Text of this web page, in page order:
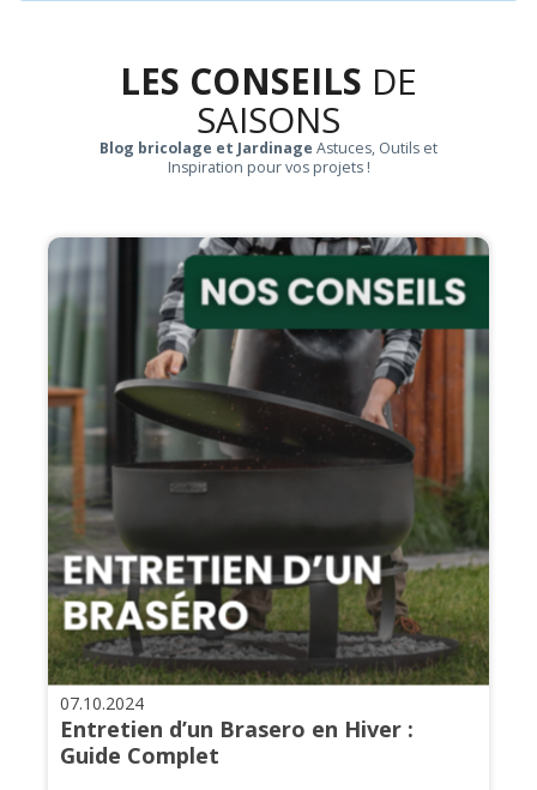
LES CONSEILS DE
SAISONS
Blog bricolage et Jardinage Astuces, Outils et
Inspiration pour vos projets !
07.10.2024
Entretien d’un Brasero en Hiver :
Guide Complet